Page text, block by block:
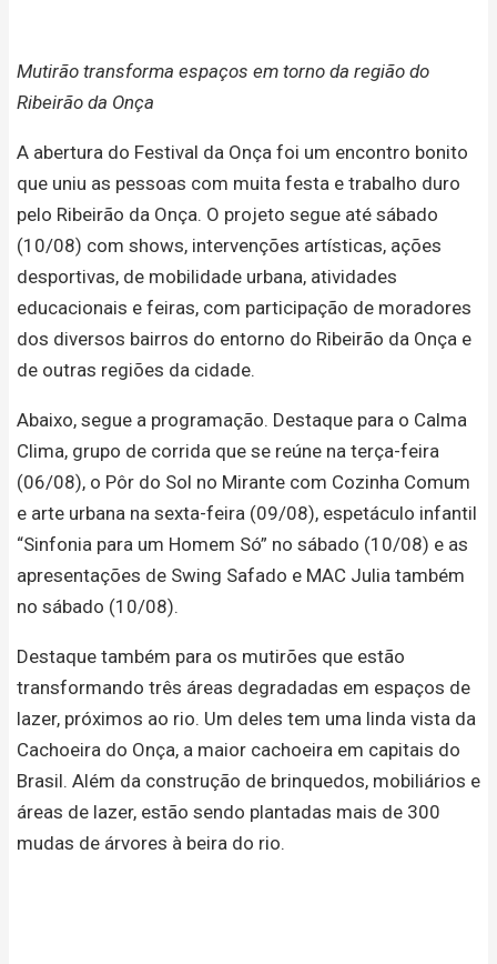
Mutirão transforma espaços em torno da região do
Ribeirão da Onça
A abertura do Festival da Onça foi um encontro bonito
que uniu as pessoas com muita festa e trabalho duro
pelo Ribeirão da Onça. O projeto segue até sábado
(10/08) com shows, intervenções artísticas, ações
desportivas, de mobilidade urbana, atividades
educacionais e feiras, com participação de moradores
dos diversos bairros do entorno do Ribeirão da Onça e
de outras regiões da cidade.
Abaixo, segue a programação. Destaque para o Calma
Clima, grupo de corrida que se reúne na terça-feira
(06/08), o Pôr do Sol no Mirante com Cozinha Comum
e arte urbana na sexta-feira (09/08), espetáculo infantil
“Sinfonia para um Homem Só” no sábado (10/08) e as
apresentações de Swing Safado e MAC Julia também
no sábado (10/08).
Destaque também para os mutirões que estão
transformando três áreas degradadas em espaços de
lazer, próximos ao rio. Um deles tem uma linda vista da
Cachoeira do Onça, a maior cachoeira em capitais do
Brasil. Além da construção de brinquedos, mobiliários e
áreas de lazer, estão sendo plantadas mais de 300
mudas de árvores à beira do rio.